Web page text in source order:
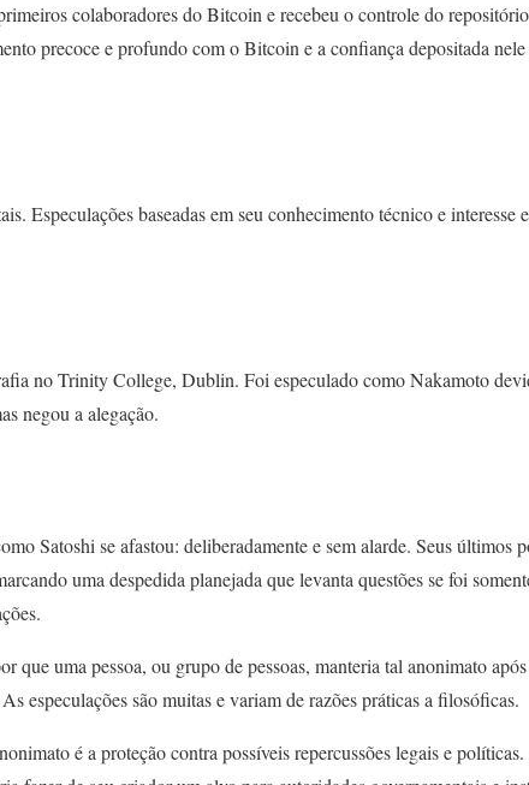
colaboradores do Bitcoin e recebeu o controle do
precoce e profundo com o Bitcoin e a confiança depositada
Especulações baseadas em seu conhecimento técnico e interesse
no Trinity College, Dublin. Foi especulado como Nakamoto
negou a alegação.
Satoshi se afastou: deliberadamente e sem alarde. Seus últimos
uma despedida planejada que levanta questões se foi
que uma pessoa, ou grupo de pessoas, manteria tal anonimato
especulações são muitas e variam de razões práticas a filosóficas.
é a proteção contra possíveis repercussões legais e